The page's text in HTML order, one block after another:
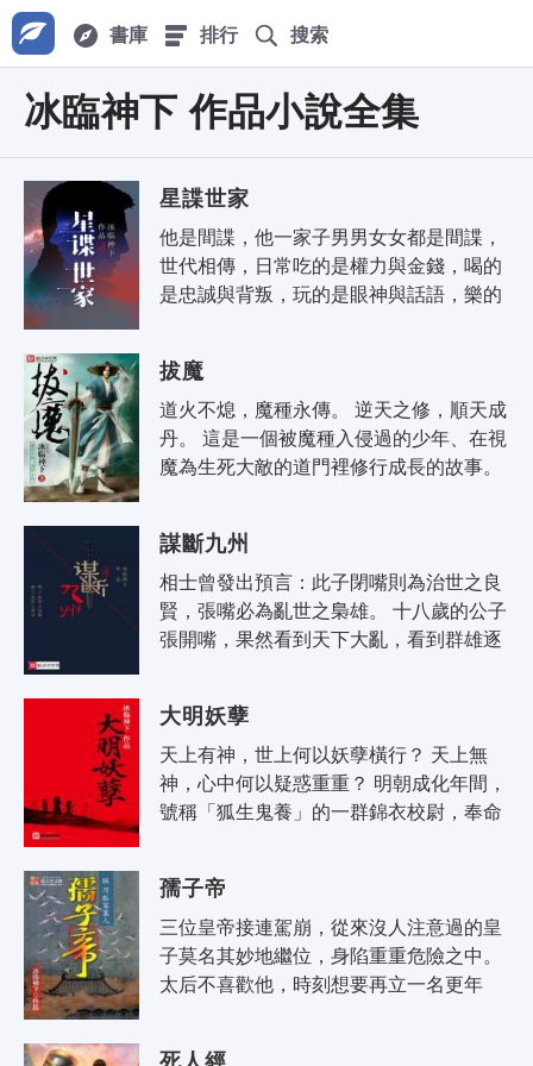
書庫 排行 搜索
冰臨神下 作品小說全集
星諜世家
他是間諜，他一家子男男女女都是間諜，
世代相傳，日常吃的是權力與金錢，喝的
是忠誠與背叛，玩的是眼神與話語，樂的
拔魔
道火不熄，魔種永傳。 逆天之修，順天成
丹。 這是一個被魔種入侵過的少年、在視
魔為生死大敵的道門裡修行成長的故事。
謀斷九州
相士曾發出預言：此子閉嘴則為治世之良
賢，張嘴必為亂世之梟雄。 十八歲的公子
張開嘴，果然看到天下大亂，看到群雄逐
大明妖孽
天上有神，世上何以妖孽橫行？ 天上無
神，心中何以疑惑重重？ 明朝成化年間，
號稱「狐生鬼養」的一群錦衣校尉，奉命
孺子帝
三位皇帝接連駕崩，從來沒人注意過的皇
子莫名其妙地繼位，身陷重重危險之中。
太后不喜歡他，時刻想要再立一名更年
死人經